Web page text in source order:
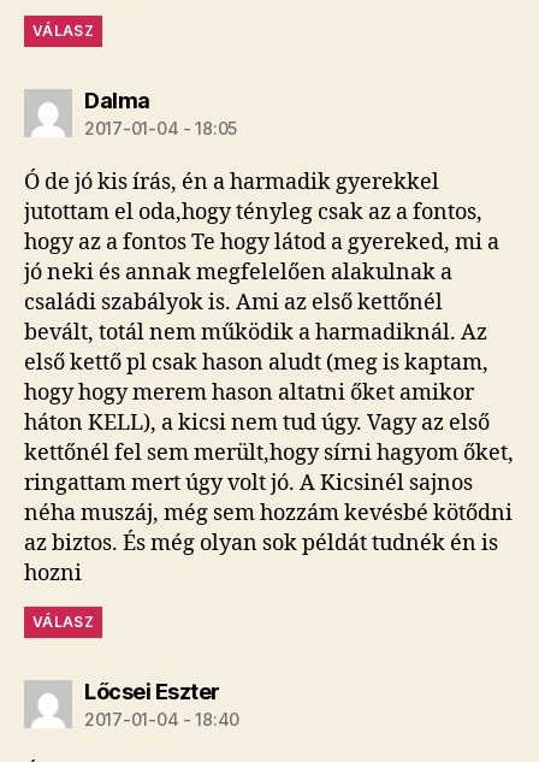
VÁLASZ
Dalmaszerint:
2017-01-04 - 18:05
Ó de jó kis írás, én a harmadik gyerekkel
jutottam el oda,hogy tényleg csak az a fontos,
hogy az a fontos Te hogy látod a gyereked, mi a
jó neki és annak megfelelően alakulnak a
családi szabályok is. Ami az első kettőnél
bevált, totál nem működik a harmadiknál. Az
első kettő pl csak hason aludt (meg is kaptam,
hogy hogy merem hason altatni őket amikor
háton KELL), a kicsi nem tud úgy. Vagy az első
kettőnél fel sem merült,hogy sírni hagyom őket,
ringattam mert úgy volt jó. A Kicsinél sajnos
néha muszáj, még sem hozzám kevésbé kötődni
az biztos. És még olyan sok példát tudnék én is
hozni
VÁLASZ
Lőcsei Eszterszerint:
2017-01-04 - 18:40